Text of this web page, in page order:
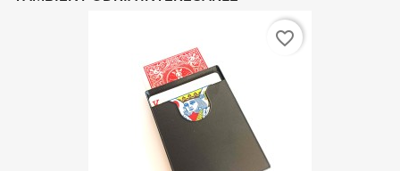
favorite_border